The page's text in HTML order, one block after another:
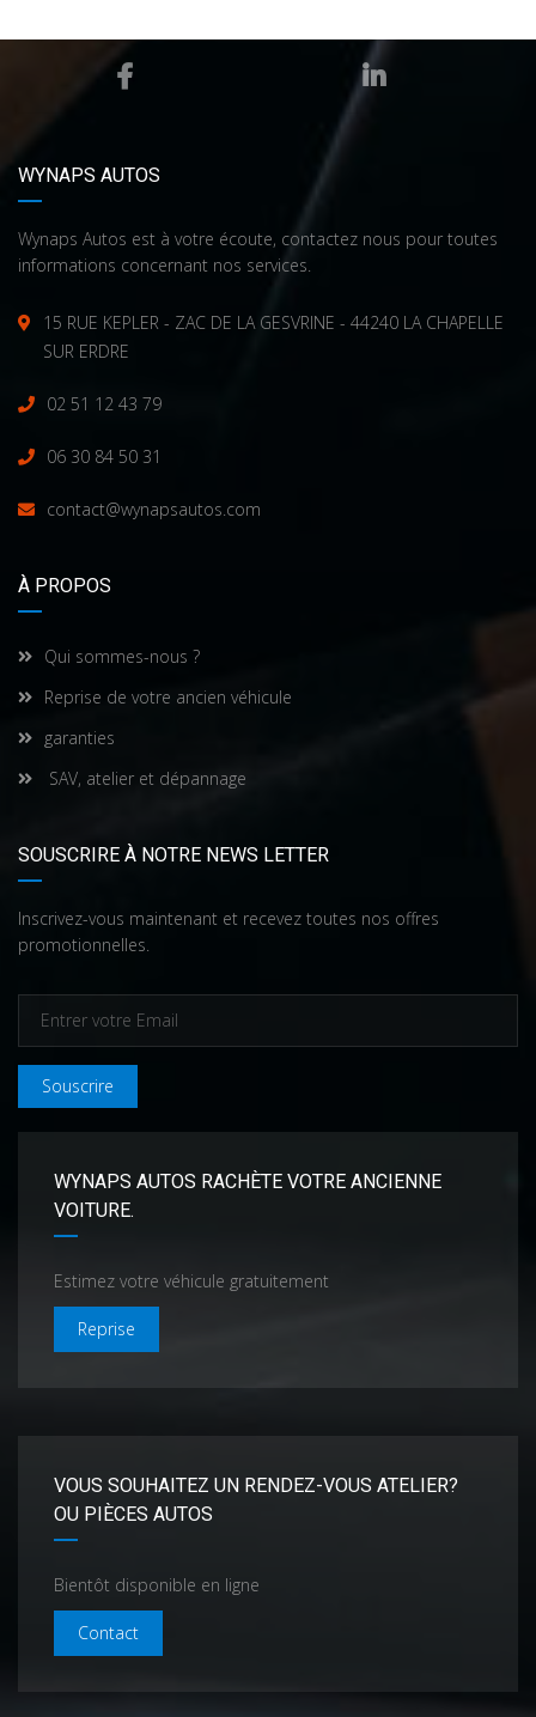
WYNAPS AUTOS
Wynaps Autos est à votre écoute, contactez nous pour toutes
informations concernant nos services.
15 RUE KEPLER - ZAC DE LA GESVRINE - 44240 LA CHAPELLE
SUR ERDRE
02 51 12 43 79
06 30 84 50 31
contact@wynapsautos.com
À PROPOS
Qui sommes-nous ?
Reprise de votre ancien véhicule
garanties
SAV, atelier et dépannage
SOUSCRIRE À NOTRE NEWS LETTER
Inscrivez-vous maintenant et recevez toutes nos offres
promotionnelles.
Souscrire
WYNAPS AUTOS RACHÈTE VOTRE ANCIENNE
VOITURE.
Estimez votre véhicule gratuitement
Reprise
VOUS SOUHAITEZ UN RENDEZ-VOUS ATELIER?
OU PIÈCES AUTOS
Bientôt disponible en ligne
Contact